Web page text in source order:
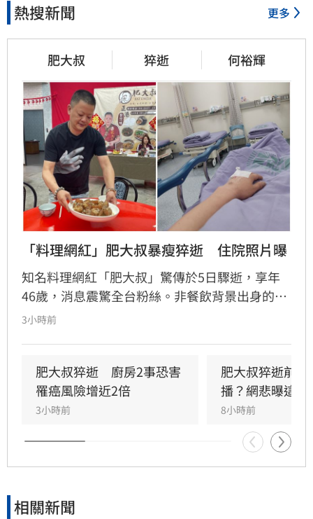
熱搜新聞 更多
肥大叔 猝逝 何裕輝
「料理網紅」肥大叔暴瘦猝逝　住院照片曝
知名料理網紅「肥大叔」驚傳於5日驟逝，享年
46歲，消息震驚全台粉絲。非餐飲背景出身的
他，憑藉親切教學與拚勁，將直播事業經營得有
陷，狀態顯得相當疲憊。肥大叔自2021年起頻傳
健康警訊，雖曾於2022年住院開刀，但出院後仍
堅持返回工作崗位，直到最後一刻仍心繫直播。
對於肥大叔的確切死因，家屬目前尚未對外說
明。
3小時前
肥大叔猝逝　廚房2事恐害
罹癌風險增近2倍
3小時前
肥大叔猝逝前
播？網悲曝這原
8小時前
相關新聞